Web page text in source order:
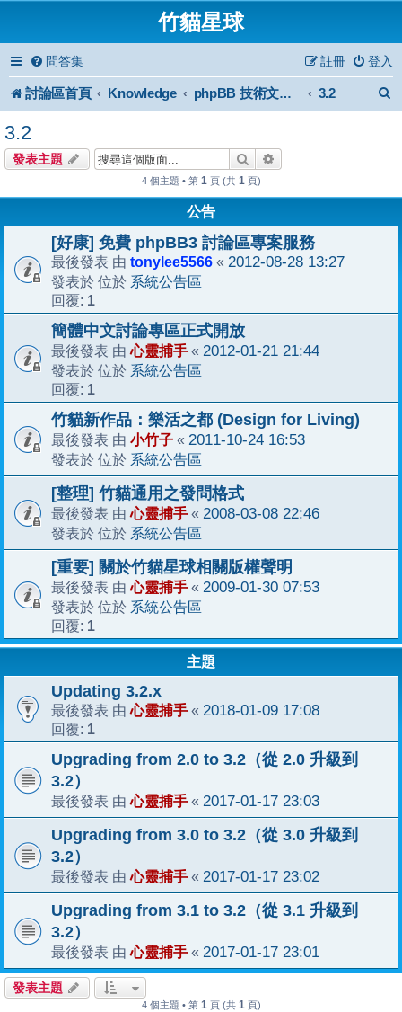
竹貓星球
問答集 登入
註冊
討論區首頁 Knowledge phpBB 技術文件與知識庫 3.2
3.2
發表主題 搜尋
4 個主題 • 第 1 頁 (共 1 頁)
公告
[好康] 免費 phpBB3 討論區專案服務
最後發表 由 tonylee5566 « 2012-08-28 13:27
發表於 位於 系統公告區
回覆: 1
簡體中文討論專區正式開放
最後發表 由心靈捕手 « 2012-01-21 21:44
發表於 位於 系統公告區
回覆: 1
竹貓新作品：樂活之都 (Design for Living)
最後發表 由 小竹子 « 2011-10-24 16:53
發表於 位於 系統公告區
[整理] 竹貓通用之發問格式
最後發表 由心靈捕手 « 2008-03-08 22:46
發表於 位於 系統公告區
[重要] 關於竹貓星球相關版權聲明
最後發表 由心靈捕手 « 2009-01-30 07:53
發表於 位於 系統公告區
回覆: 1
主題
Updating 3.2.x
最後發表 由心靈捕手 « 2018-01-09 17:08
回覆: 1
Upgrading from 2.0 to 3.2（從 2.0 升級到
3.2）
最後發表 由心靈捕手 « 2017-01-17 23:03
Upgrading from 3.0 to 3.2（從 3.0 升級到
3.2）
最後發表 由心靈捕手 « 2017-01-17 23:02
Upgrading from 3.1 to 3.2（從 3.1 升級到
3.2）
最後發表 由心靈捕手 « 2017-01-17 23:01
發表主題
4 個主題 • 第 1 頁 (共 1 頁)